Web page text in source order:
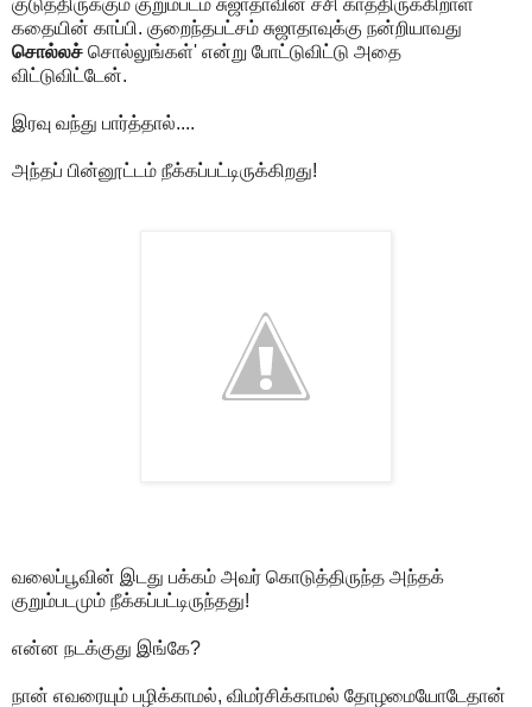
கதையின் காப்பி. குறைந்தபட்சம் சுஜாதாவுக்கு நன்றியாவது
சொல்லச் சொல்லுங்கள்' என்று போட்டுவிட்டு அதை
விட்டுவிட்டேன்.
இரவு வந்து பார்த்தால்....
அந்தப் பின்னூட்டம் நீக்கப்பட்டிருக்கிறது!
வலைப்பூவின் இடது பக்கம் அவர் கொடுத்திருந்த அந்தக்
குறும்படமும் நீக்கப்பட்டிருந்தது!
என்ன நடக்குது இங்கே?
நான் எவரையும் பழிக்காமல், விமர்சிக்காமல் தோழமையோடேதான்